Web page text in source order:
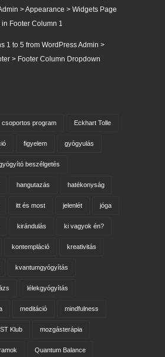
> Appearance > Widgets Page
Footer Column 1
1 to 5 from WordPress Admin >
> Footer Column Dropdown
csoportos program Eckhart Tolle
figyelem gyógyulás
beszélgetés
hangutazás hatékonyság
itt és most jelenlét jóga
kirándulás ki vagyok én?
kontempláció kreativitás
kvantumgyógyítás
lélekgyógyítás
meditáció mindfulness
Klub mozgásterápia
Quantum Balance